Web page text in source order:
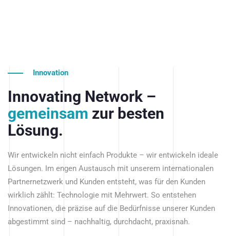
Innovation
Innovating Network –
gemeinsam zur besten
Lösung.
Wir entwickeln nicht einfach Produkte – wir entwickeln ideale
Lösungen. Im engen Austausch mit unserem internationalen
Partnernetzwerk und Kunden entsteht, was für den Kunden
wirklich zählt: Technologie mit Mehrwert. So entstehen
Innovationen, die präzise auf die Bedürfnisse unserer Kunden
abgestimmt sind – nachhaltig, durchdacht, praxisnah.